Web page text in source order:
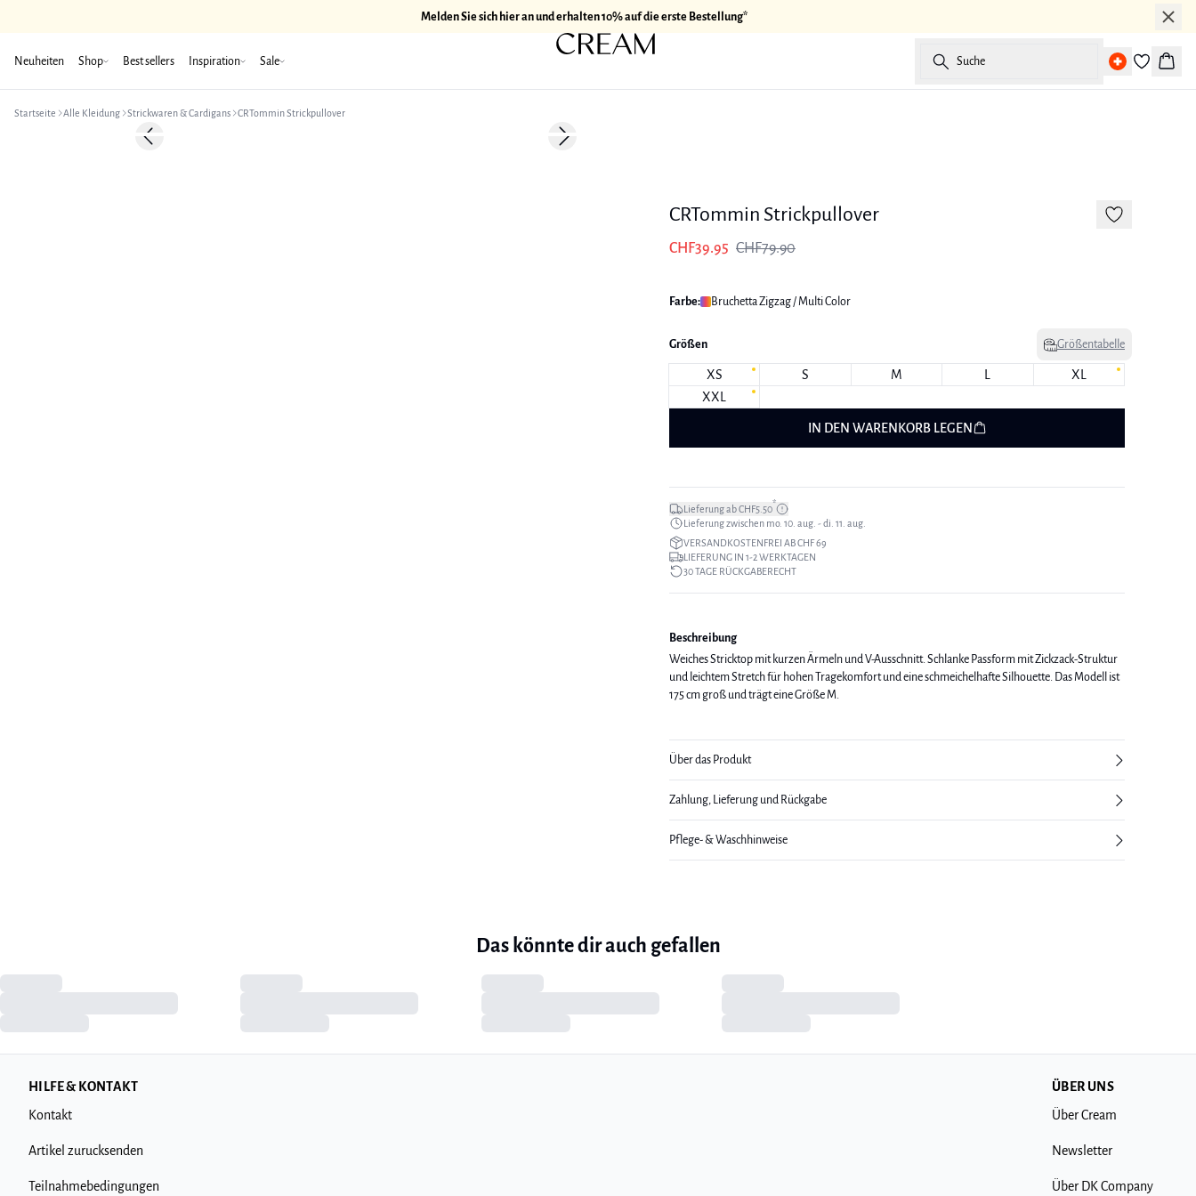
Melden Sie sich hier an und erhalten 10% auf die erste Bestellung*
Neuheiten Shop Best sellers Inspiration Sale Suche
Startseite Alle Kleidung Strickwaren & Cardigans CRTommin Strickpullover
-50%Previous slide Next slide
CRTommin Strickpullover
CHF39.95 CHF79.90
Farbe: Bruchetta Zigzag / Multi Color
Größen Größentabelle
XS S M
XL
XXL
IN DEN WARENKORB LEGEN
Lieferung ab CHF5.50*
Lieferung zwischen mo. 10. aug. - di. 11. aug.
VERSANDKOSTENFREI AB CHF 69
LIEFERUNG IN 1-2 WERKTAGEN
30 TAGE RÜCKGABERECHT
Beschreibung
Weiches Stricktop mit kurzen Ärmeln und V-Ausschnitt. Schlanke Passform mit Zickzack-Struktur
und leichtem Stretch für hohen Tragekomfort und eine schmeichelhafte Silhouette. Das Modell ist
175 cm groß und trägt eine Größe M.
Über das Produkt
Zahlung, Lieferung und Rückgabe
Pflege- & Waschhinweise
Das könnte dir auch gefallen
HILFE & KONTAKT
Kontakt
Artikel zurucksenden
Teilnahmebedingungen
ÜBER UNS
Über Cream
Newsletter
Über DK Company